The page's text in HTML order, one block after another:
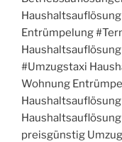
Entrümpelung
#Umzugstaxi
Wohnung
preisgünstig